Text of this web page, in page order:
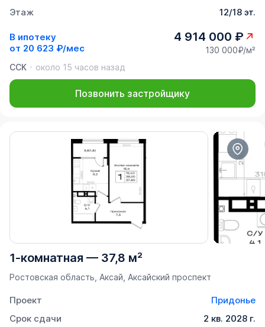
Этаж
12/18 эт.
В ипотеку
от 20 623 ₽/мес
4 914 000 ₽
130 000₽/м²
ССК
около 15 часов назад
Позвонить застройщику
1-комнатная — 37,8 м²
Ростовская область, Аксай, Аксайский проспект
Проект
Придонье
Срок сдачи
2 кв. 2028 г.